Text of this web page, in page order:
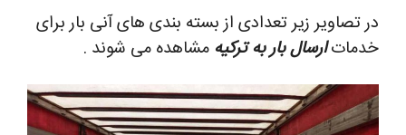
در تصاویر زیر تعدادی از بسته بندی های آنی بار برای
خدماتارسال بار به ترکیه مشاهده می شوند .